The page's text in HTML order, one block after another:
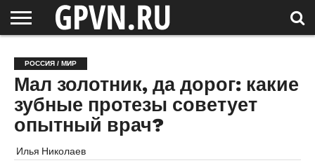
ОБЛАСТЬ
НОВОСТИ
СОСЕДЕЙ
РОССИЯ
/ МИР
СПЕЦПРОЕКТЫ
БЛОГ
СТАТЬИ
ФОТОРЕПОРТАЖИ
ИНТЕРВЬЮ
ОБЪЕКТЫ
ПОДБОРКИ
РОССИЯ / МИР
Мал золотник, да дорог: какие
зубные протезы советует
опытный врач?
Илья Николаев